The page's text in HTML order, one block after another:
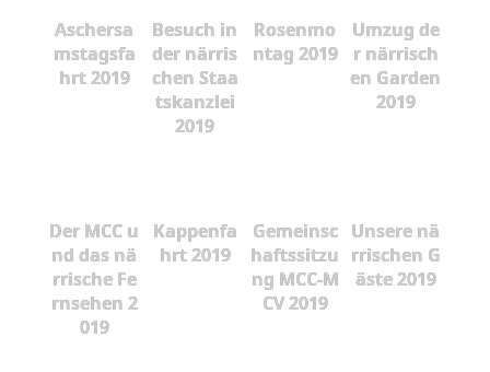
Aschersa
mstagsfa
hrt 2019
Besuch in
der närris
chen Staa
tskanzlei
2019
Rosenmo
ntag 2019
Umzug de
r närrisch
en Garden
2019
Der MCC u
nd das nä
rrische Fe
rnsehen 2
019
Kappenfa
hrt 2019
Gemeinsc
haftssitzu
ng MCC-M
CV 2019
Unsere nä
rrischen G
äste 2019